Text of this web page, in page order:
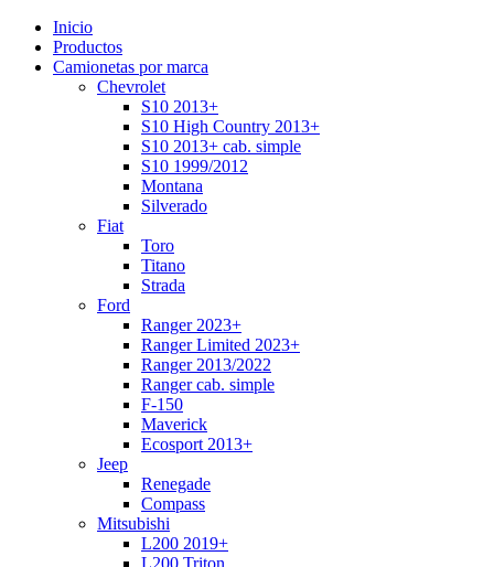
Inicio
Productos
Camionetas por marca
Chevrolet
S10 2013+
S10 High Country 2013+
S10 2013+ cab. simple
S10 1999/2012
Montana
Silverado
Fiat
Toro
Titano
Strada
Ford
Ranger 2023+
Ranger Limited 2023+
Ranger 2013/2022
Ranger cab. simple
F-150
Maverick
Ecosport 2013+
Jeep
Renegade
Compass
Mitsubishi
L200 2019+
L200 Triton